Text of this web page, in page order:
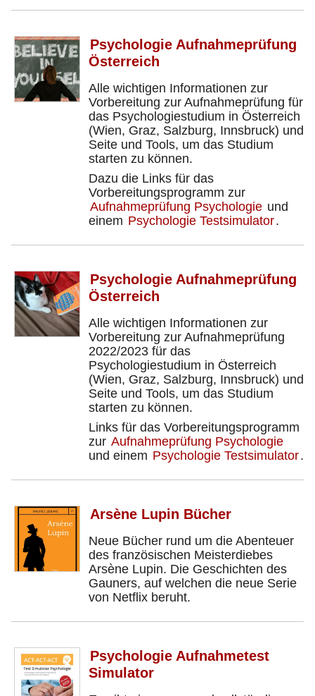
Psychologie Aufnahmeprüfung
Österreich
Alle wichtigen Informationen zur
Vorbereitung zur Aufnahmeprüfung für
das Psychologiestudium in Österreich
(Wien, Graz, Salzburg, Innsbruck) und
Seite und Tools, um das Studium
starten zu können.
Dazu die Links für das
Vorbereitungsprogramm zur
Aufnahmeprüfung Psychologie und
einem Psychologie Testsimulator.
Psychologie Aufnahmeprüfung
Österreich
Alle wichtigen Informationen zur
Vorbereitung zur Aufnahmeprüfung
2022/2023 für das
Psychologiestudium in Österreich
(Wien, Graz, Salzburg, Innsbruck) und
Seite und Tools, um das Studium
starten zu können.
Links für das Vorbereitungsprogramm
zur Aufnahmeprüfung Psychologie
und einem Psychologie Testsimulator.
Arsène Lupin Bücher
Neue Bücher rund um die Abenteuer
des französischen Meisterdiebes
Arsène Lupin. Die Geschichten des
Gauners, auf welchen die neue Serie
von Netflix beruht.
Psychologie Aufnahmetest
Simulator